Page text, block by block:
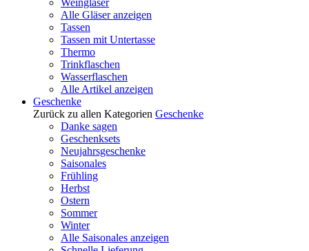
Weingläser
Alle Gläser anzeigen
Tassen
Tassen mit Untertasse
Thermo
Trinkflaschen
Wasserflaschen
Alle Artikel anzeigen
Geschenke
Zurück zu allen Kategorien Geschenke
Danke sagen
Geschenksets
Neujahrsgeschenke
Saisonales
Frühling
Herbst
Ostern
Sommer
Winter
Alle Saisonales anzeigen